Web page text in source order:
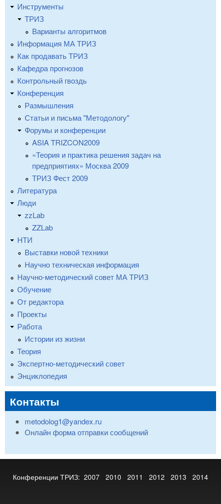
Инструменты
ТРИЗ
Варианты алгоритмов
Информация МА ТРИЗ
Как продавать ТРИЗ
Кафедра прогнозов
Контрольный гвоздь
Конференция
Размышления
Статьи и письма "Методологу"
Форумы и конференции
ASIA TRIZCON2009
«Теория и практика решения задач на
предприятиях» Москва 2009
ТРИЗ Фест 2009
Литература
Люди
zzLab
ZZLab
НТИ
Выставки новой техники
Научно техническая информация
Научно-методический совет МА ТРИЗ
Обучение
От редактора
Проекты
Работа
Истории из жизни
Теория
Экспертно-методический совет
Энциклопедия
Контакты
metodolog1@yandex.ru
Онлайн форма отправки сообщений
Конференции ТРИЗ: 2007 2010 2011 2012 2013 2014